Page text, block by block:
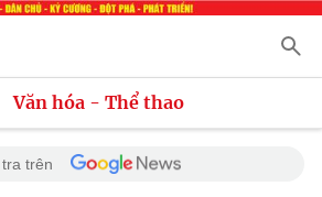
Văn hóa - Thể thao
trên